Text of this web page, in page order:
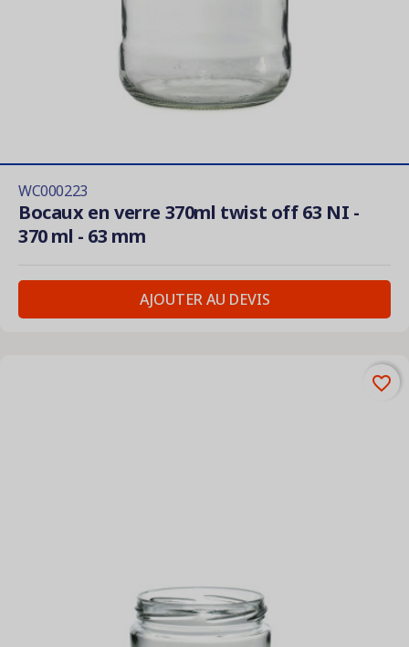
WC000223
Bocaux en verre 370ml twist off 63 NI -
370 ml - 63 mm
AJOUTER AU DEVIS
favorite_border